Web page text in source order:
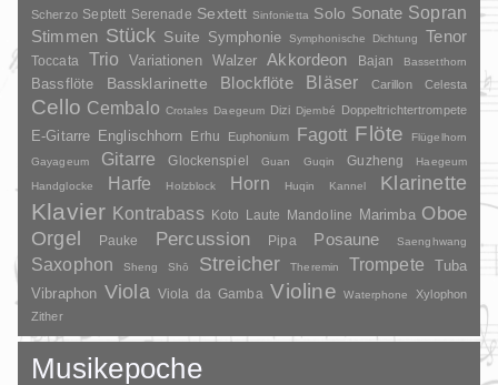
Scherzo Septett Serenade Sextett Sinfonietta Solo Sonate Sopran
Stimmen Stück Suite Symphonie Symphonische Dichtung Tenor
Toccata Trio Variationen Walzer Akkordeon Bajan Bassetthorn
Bassflöte Bassklarinette Blockflöte Bläser Carillon Celesta
Cello Cembalo Crotales Daegeum Dizi Djembé Doppeltrichtertrompete
E-Gitarre Englischhorn Erhu Euphonium Fagott Flöte
Flügelhorn
Gayageum
Gitarre Glockenspiel Guan Guqin Guzheng
Haegeum
Handglocke
Harfe Holzblock Horn Huqin Kannel Klarinette
Klavier Kontrabass Koto Laute Mandoline Marimba Oboe
Orgel Pauke Percussion Pipa Posaune Saenghwang
Saxophon Sheng Shō Streicher Theremin Trompete
Tuba
Vibraphon Viola Viola da Gamba Violine Waterphone
Xylophon
Zither
Musikepoche